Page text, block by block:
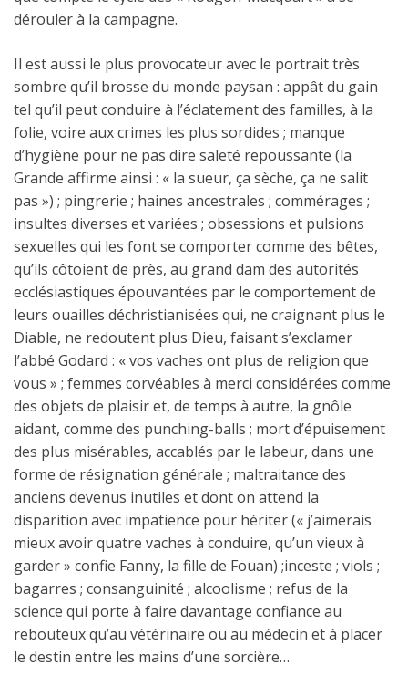
dérouler à la campagne.
Il est aussi le plus provocateur avec le portrait très
sombre qu’il brosse du monde paysan : appât du gain
tel qu’il peut conduire à l’éclatement des familles, à la
folie, voire aux crimes les plus sordides ; manque
d’hygiène pour ne pas dire saleté repoussante (la
Grande affirme ainsi : « la sueur, ça sèche, ça ne salit
pas ») ; pingrerie ; haines ancestrales ; commérages ;
insultes diverses et variées ; obsessions et pulsions
sexuelles qui les font se comporter comme des bêtes,
qu’ils côtoient de près, au grand dam des autorités
ecclésiastiques épouvantées par le comportement de
leurs ouailles déchristianisées qui, ne craignant plus le
Diable, ne redoutent plus Dieu, faisant s’exclamer
l’abbé Godard : « vos vaches ont plus de religion que
vous » ; femmes corvéables à merci considérées comme
des objets de plaisir et, de temps à autre, la gnôle
aidant, comme des punching-balls ; mort d’épuisement
des plus misérables, accablés par le labeur, dans une
forme de résignation générale ; maltraitance des
anciens devenus inutiles et dont on attend la
disparition avec impatience pour hériter (« j’aimerais
mieux avoir quatre vaches à conduire, qu’un vieux à
garder » confie Fanny, la fille de Fouan) ;inceste ; viols ;
bagarres ; consanguinité ; alcoolisme ; refus de la
science qui porte à faire davantage confiance au
rebouteux qu’au vétérinaire ou au médecin et à placer
le destin entre les mains d’une sorcière…